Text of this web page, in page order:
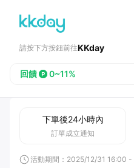
請按下方按鈕前往KKday
回饋 0~11%
下單後24小時內
訂單成立通知
活動期間： 2025/12/31 16:00 -